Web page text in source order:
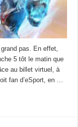
pas. En effet,
5 tôt le matin que
au billet virtuel, à
fan d’eSport, en …